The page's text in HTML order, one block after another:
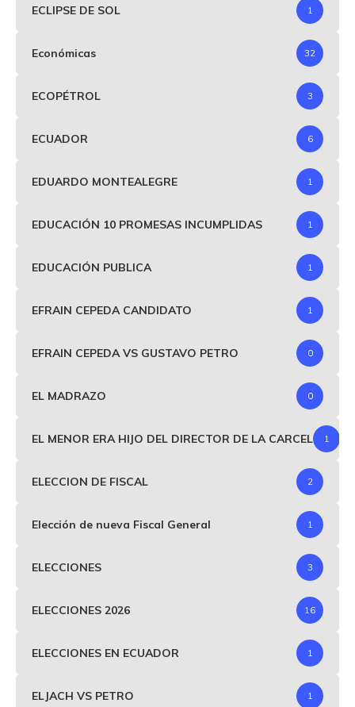
ECLIPSE DE SOL 1
Económicas 32
ECOPÉTROL 3
ECUADOR 6
EDUARDO MONTEALEGRE 1
EDUCACIÓN 10 PROMESAS INCUMPLIDAS 1
EDUCACIÓN PUBLICA 1
EFRAIN CEPEDA CANDIDATO 1
EFRAIN CEPEDA VS GUSTAVO PETRO 0
EL MADRAZO 0
EL MENOR ERA HIJO DEL DIRECTOR DE LA CARCEL 1
ELECCION DE FISCAL 2
Elección de nueva Fiscal General 1
ELECCIONES 3
ELECCIONES 2026 16
ELECCIONES EN ECUADOR 1
ELJACH VS PETRO 1